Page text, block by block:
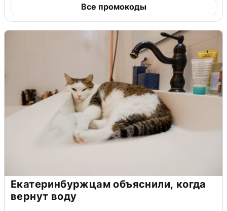
Все промокоды
Екатеринбуржцам объяснили, когда
вернут воду